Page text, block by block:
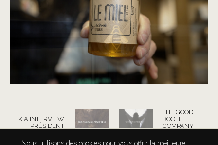
KIA INTERVIEW
PRÉSIDENT
THE GOOD
BOOTH
COMPANY
Nous utilisons des cookies pour vous offrir la meilleure